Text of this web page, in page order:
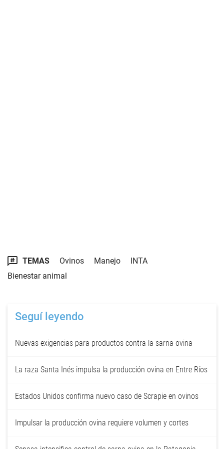
TEMAS Ovinos Manejo
INTA
Bienestar animal
Seguí leyendo
Nuevas exigencias para productos contra la sarna ovina
La raza Santa Inés impulsa la producción ovina en Entre Ríos
Estados Unidos confirma nuevo caso de Scrapie en ovinos
Impulsar la producción ovina requiere volumen y cortes